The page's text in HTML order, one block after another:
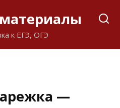
к ЕГЭ, ОГЭ
—